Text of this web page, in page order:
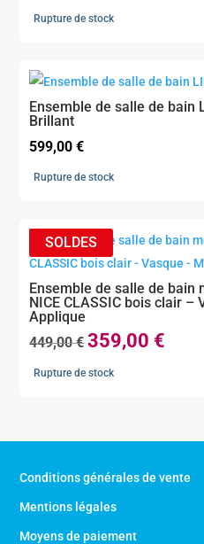
prix
759,00 €.
Rupture de stock
Ensemble de salle de bain
Brillant
599,00€
Rupture de stock
Ensemble de salle de bain
NICE CLASSIC bois clair –
Applique
449,00€Le
prix
359,00 €
Rupture de stock
Conditions générales de vente
Mentions légales
Moyens de paiement